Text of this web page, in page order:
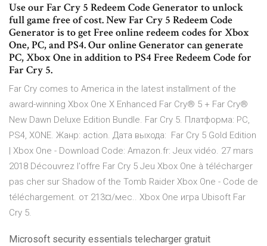
Use our Far Cry 5 Redeem Code Generator to unlock
full game free of cost. New Far Cry 5 Redeem Code
Generator is to get Free online redeem codes for Xbox
One, PC, and PS4. Our online Generator can generate
PC, Xbox One in addition to PS4 Free Redeem Code for
Far Cry 5.
Far Cry comes to America in the latest installment of the
award-winning Xbox One X Enhanced Far Cry® 5 + Far Cry®
New Dawn Deluxe Edition Bundle. Far Cry 5. Платформа: PC,
PS4, XONE. Жанр: action. Дата выхода: Far Cry 5 Gold Edition
| Xbox One - Download Code: Amazon.fr: Jeux vidéo. 27 mars
2018 Découvrez l'offre Far Cry 5 Jeu Xbox One à télécharger
pas cher sur Shadow of the Tomb Raider Xbox One - Code de
téléchargement. от 213¤/мес.. Xbox One игра Ubisoft Far
Cry 5.
Microsoft security essentials telecharger gratuit